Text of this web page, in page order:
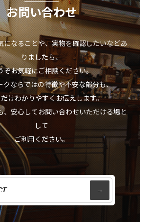
お問い合わせ
になることや、実物を確認したいなどあ
りましたら、
ぞお気軽にご相談ください。
クならではの特徴や不安な部分も、
けわかりやすくお伝えします。
、安心してお問い合わせいただける場と
して
ご利用ください。
→